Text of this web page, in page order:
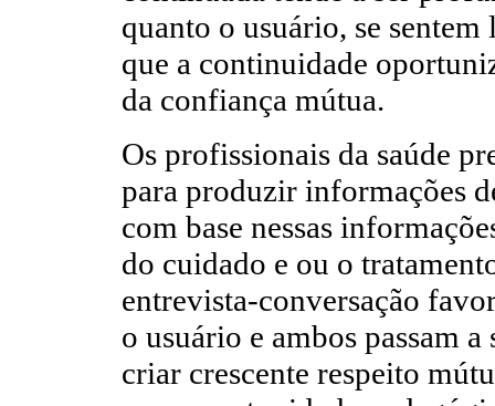
quanto o usuário, se
que a continuidade
da confiança mútua.
Os profissionais da saúde
para produzir informações
com base nessas
do cuidado e ou o
entrevista-conversação
o usuário e ambos passam
criar crescente respeito